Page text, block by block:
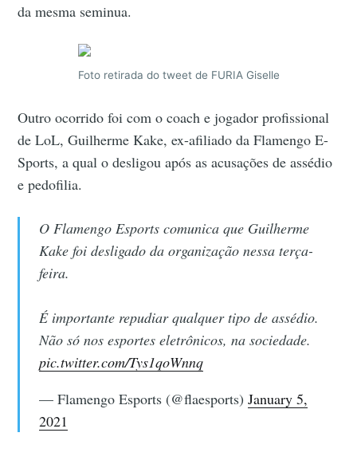
da mesma seminua.
Foto retirada do tweet de FURIA Giselle
Outro ocorrido foi com o coach e jogador profissional
de LoL, Guilherme Kake, ex-afiliado da Flamengo E-
Sports, a qual o desligou após as acusações de assédio
e pedofilia.
O Flamengo Esports comunica que Guilherme
Kake foi desligado da organização nessa terça-
feira.
É importante repudiar qualquer tipo de assédio.
Não só nos esportes eletrônicos, na sociedade.
pic.twitter.com/Tys1qoWnnq
— Flamengo Esports (@flaesports) January 5,
2021